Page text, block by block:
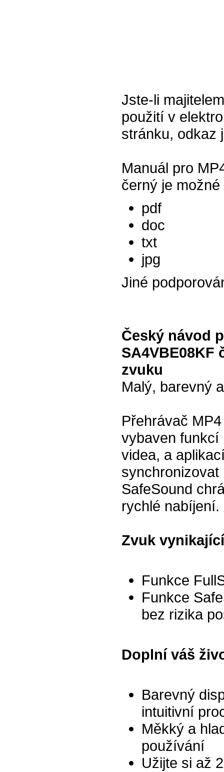
Jste-li
použití v
stránku, odkaz
Manuál pro
černý je
pdf
doc
txt
jpg
Jiné
Český návod
SA4VBE08KF
zvuku
Malý, barevný
Přehrávač
vybaven funkcí
videa, a
SafeSound
rychlé nabíjení.
Zvuk
Funkce
Funkce
bez rizika
Doplní váš
Barevný
intuitivní
Měkký a
používání
Užijte si až